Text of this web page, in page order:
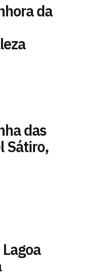
da
das
Sátiro,